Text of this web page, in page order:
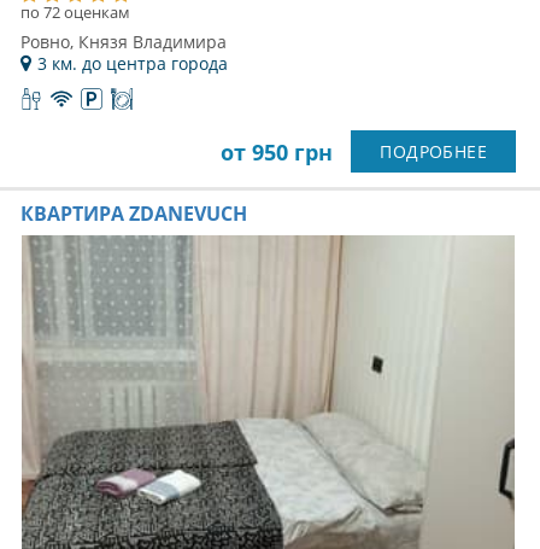
по 72 оценкам
Ровно, Князя Владимира
3 км. до центра города
от 950 грн ПОДРОБНЕЕ
КВАРТИРА ZDANEVUCH